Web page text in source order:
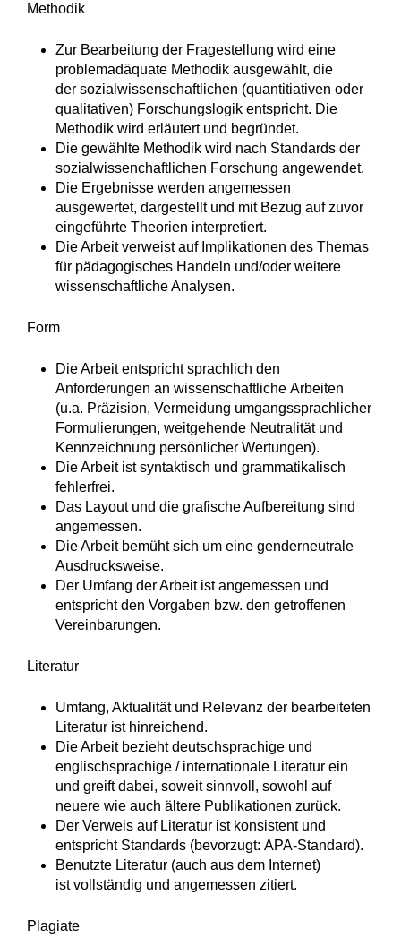
Methodik
Zur Bearbeitung der Fragestellung wird eine
problemadäquate Methodik ausgewählt, die
der sozialwissenschaftlichen (quantitiativen oder
qualitativen) Forschungslogik entspricht. Die
Methodik wird erläutert und begründet.
Die gewählte Methodik wird nach Standards der
sozialwissenchaftlichen Forschung angewendet.
Die Ergebnisse werden angemessen
ausgewertet, dargestellt und mit Bezug auf zuvor
eingeführte Theorien interpretiert.
Die Arbeit verweist auf Implikationen des Themas
für pädagogisches Handeln und/oder weitere
wissenschaftliche Analysen.
Form
Die Arbeit entspricht sprachlich den
Anforderungen an wissenschaftliche Arbeiten
(u.a. Präzision, Vermeidung umgangssprachlicher
Formulierungen, weitgehende Neutralität und
Kennzeichnung persönlicher Wertungen).
Die Arbeit ist syntaktisch und grammatikalisch
fehlerfrei.
Das Layout und die grafische Aufbereitung sind
angemessen.
Die Arbeit bemüht sich um eine genderneutrale
Ausdrucksweise.
Der Umfang der Arbeit ist angemessen und
entspricht den Vorgaben bzw. den getroffenen
Vereinbarungen.
Literatur
Umfang, Aktualität und Relevanz der bearbeiteten
Literatur ist hinreichend.
Die Arbeit bezieht deutschsprachige und
englischsprachige / internationale Literatur ein
und greift dabei, soweit sinnvoll, sowohl auf
neuere wie auch ältere Publikationen zurück.
Der Verweis auf Literatur ist konsistent und
entspricht Standards (bevorzugt: APA-Standard).
Benutzte Literatur (auch aus dem Internet)
ist vollständig und angemessen zitiert.
Plagiate